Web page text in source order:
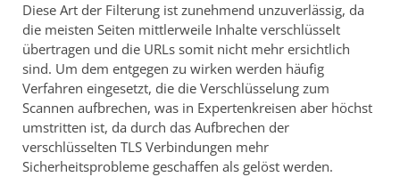
Diese Art der Filterung ist zunehmend unzuverlässig, da
die meisten Seiten mittlerweile Inhalte verschlüsselt
übertragen und die URLs somit nicht mehr ersichtlich
sind. Um dem entgegen zu wirken werden häufig
Verfahren eingesetzt, die die Verschlüsselung zum
Scannen aufbrechen, was in Expertenkreisen aber höchst
umstritten ist, da durch das Aufbrechen der
verschlüsselten TLS Verbindungen mehr
Sicherheitsprobleme geschaffen als gelöst werden.